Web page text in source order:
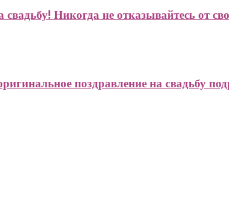
Никогда не отказывайтесь от
поздравление на свадьбу